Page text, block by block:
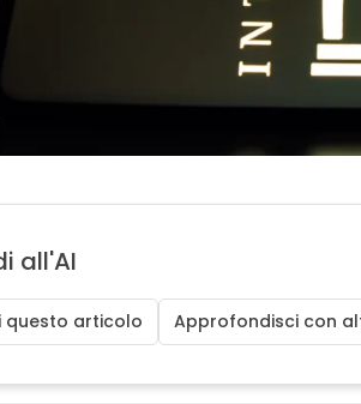
all'AI
questo articolo Approfondisci con